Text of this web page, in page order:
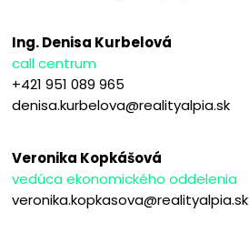
Ing. Denisa Kurbelová
call centrum
+421 951 089 965
denisa.kurbelova@realityalpia.sk
Veronika Kopkášová
vedúca ekonomického oddelenia
veronika.kopkasova@realityalpia.sk